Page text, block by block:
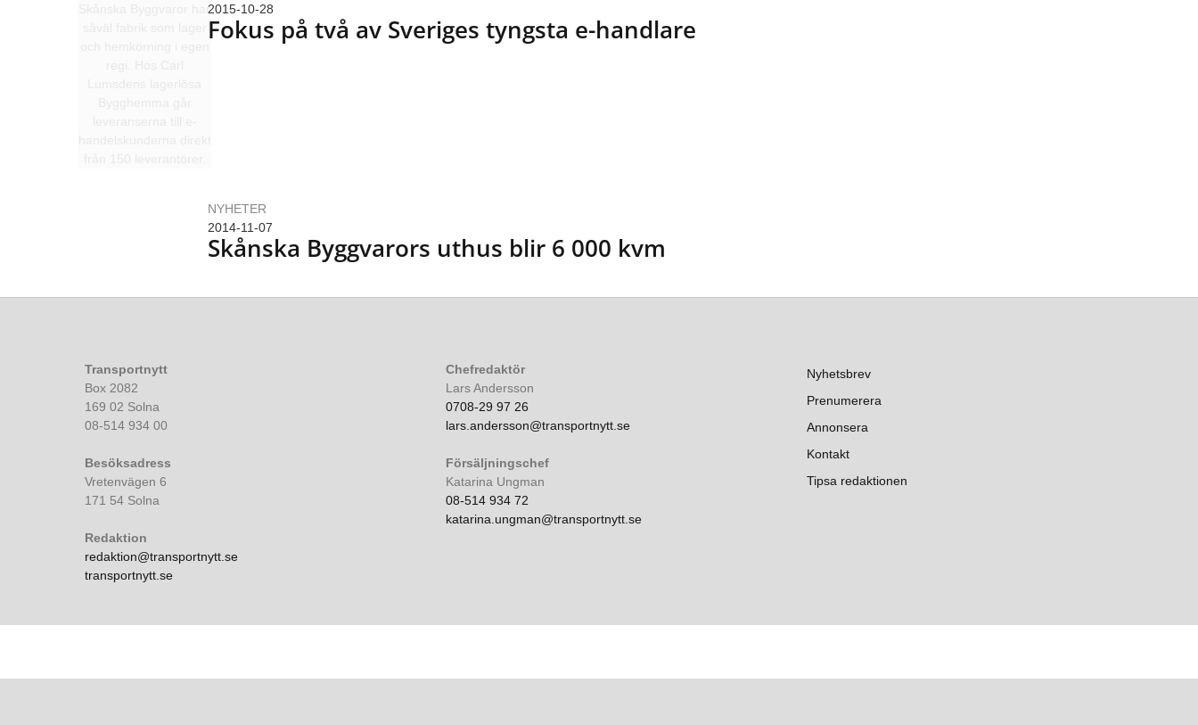
2015-10-28
Fokus på två av Sveriges tyngsta e-handlare
NYHETER
2014-11-07
Skånska Byggvarors uthus blir 6 000 kvm
Transportnytt
Box 2082
169 02 Solna
08-514 934 00
Besöksadress
Vretenvägen 6
171 54 Solna
Redaktion
redaktion@transportnytt.se
transportnytt.se
Chefredaktör
Lars Andersson
0708-29 97 26
lars.andersson@transportnytt.se
Försäljningschef
Katarina Ungman
08-514 934 72
katarina.ungman@transportnytt.se
Nyhetsbrev
Prenumerera
Annonsera
Kontakt
Tipsa redaktionen